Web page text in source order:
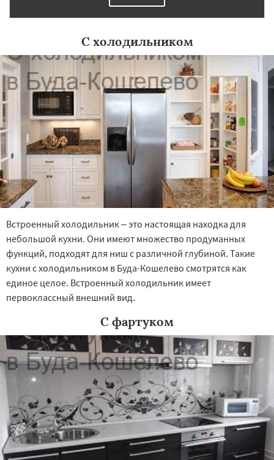
С холодильником
Встроенный холодильник – это настоящая находка для
небольшой кухни. Они имеют множество продуманных
функций, подходят для ниш с различной глубиной. Такие
кухни с холодильником в Буда-Кошелево смотрятся как
единое целое. Встроенный холодильник имеет
первоклассный внешний вид.
С фартуком